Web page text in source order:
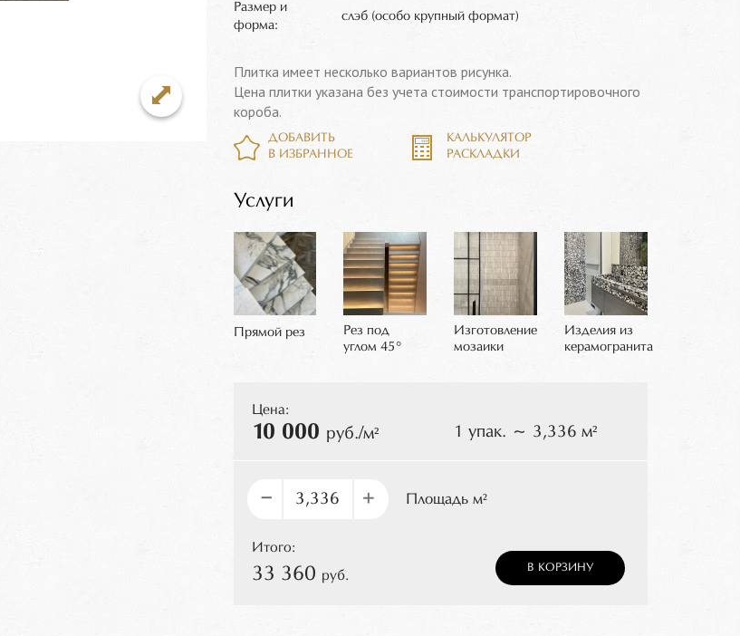
Размер и
форма:
слэб (особо крупный формат)
Плитка имеет несколько вариантов рисунка.
Цена плитки указана без учета стоимости транспортировочного
короба.
ДОБАВИТЬ
В ИЗБРАННОЕ
КАЛЬКУЛЯТОР
РАСКЛАДКИ
Услуги
Прямой рез
Рез под
углом 45°
Изготовление
мозаики
Изделия из
керамогранита
Цена:
10 000 руб./м² 1 упак. ~ 3,336 м²
– + Площадь м²
Итого:
33 360 руб.
В КОРЗИНУ